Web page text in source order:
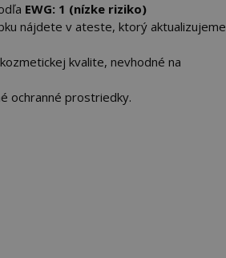
EWG: 1 (nízke riziko)
nájdete v ateste, ktorý aktualizujeme
kvalite, nevhodné na
ochranné prostriedky.